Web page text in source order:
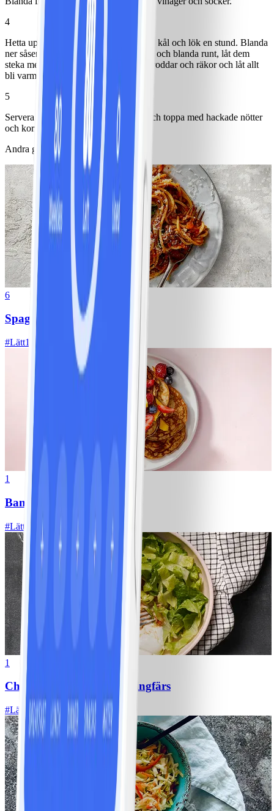
4
Hetta upp olja i en djup panna och stek kål och lök en stund. Blanda
ner såsen och nudlarna. Knäck i äggen och blanda runt, låt dem
steka med tills de stelnat. Blanda ner groddar och räkor och låt allt
bli varmt.
5
Servera med lime- eller citronklyftor och toppa med hackade nötter
och koriander.
Andra gillade också
6
Spagetti med köttfärssås
#Lätt10 MIN
1
Bananpannkakor
#Lätt 5 MIN
1
Chili con carne med kycklingfärs
#Lätt